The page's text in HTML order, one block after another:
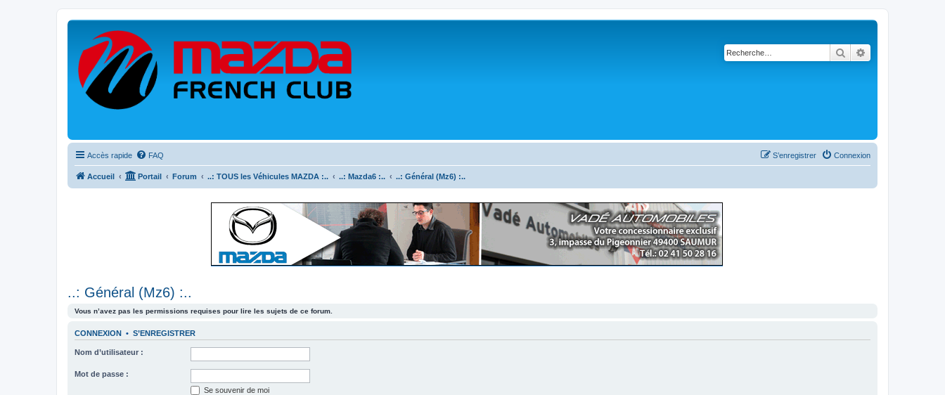
Rechercher
Accès rapide FAQ Connexion
S’enregistrer
Accueil Portail Forum ..: TOUS les Véhicules MAZDA :.. ..: Mazda6 :.. ..: Général (Mz6) :..
..: Général (Mz6) :..
Vous n’avez pas les permissions requises pour lire les sujets de ce forum.
CONNEXION • S’ENREGISTRER
Nom d’utilisateur :
Mot de passe :
Se souvenir de moi